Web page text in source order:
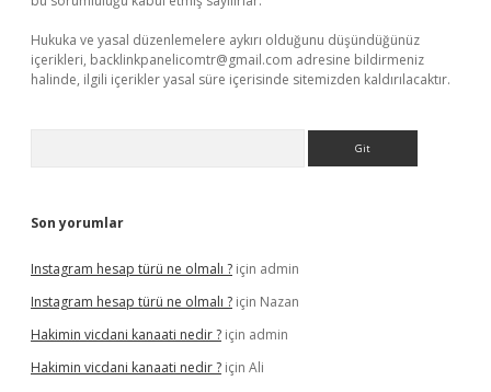
Hukuka ve yasal düzenlemelere aykırı olduğunu düşündüğünüz
içerikleri, backlinkpanelicomtr@gmail.com adresine bildirmeniz
halinde, ilgili içerikler yasal süre içerisinde sitemizden kaldırılacaktır.
Son yorumlar
Instagram hesap türü ne olmalı ? için admin
Instagram hesap türü ne olmalı ? için Nazan
Hakimin vicdani kanaati nedir ? için admin
Hakimin vicdani kanaati nedir ? için Ali